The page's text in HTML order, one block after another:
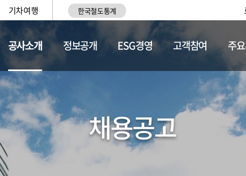
기차여행 한국철도통계
공사소개
현황 채용정보
정보공개 ESG경영 고객참여 주
채용공고